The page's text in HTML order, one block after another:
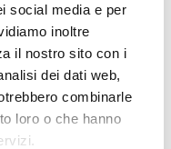
social media e per
inoltre
il nostro sito con i
dei dati web,
combinarle
loro o che hanno